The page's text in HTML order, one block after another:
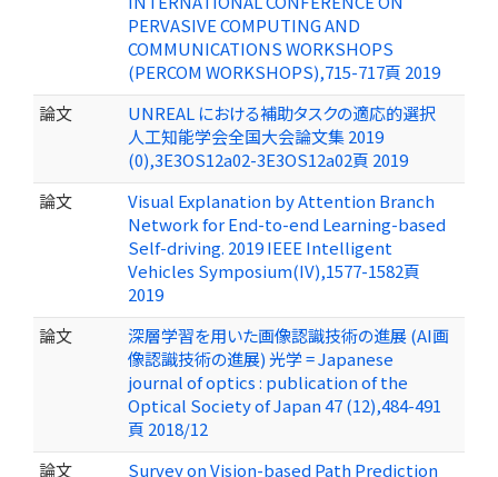
PERVASIVE COMPUTING AND
COMMUNICATIONS WORKSHOPS
(PERCOM WORKSHOPS),715-717頁 2019
論文
UNREAL における補助タスクの適応的選択
人工知能学会全国大会論文集 2019
(0),3E3OS12a02-3E3OS12a02頁 2019
論文
Visual Explanation by Attention Branch
Network for End-to-end Learning-based
Self-driving. 2019 IEEE Intelligent
Vehicles Symposium(IV),1577-1582頁
2019
論文
深層学習を用いた画像認識技術の進展 (AI画
像認識技術の進展) 光学 = Japanese
journal of optics : publication of the
Optical Society of Japan 47 (12),484-491
頁 2018/12
論文
Survey on Vision-based Path Prediction